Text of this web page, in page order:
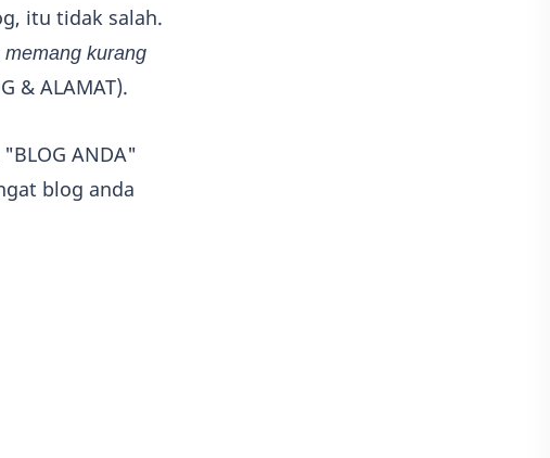
itu tidak salah.
kurang
& ALAMAT).
ANDA"
blog anda